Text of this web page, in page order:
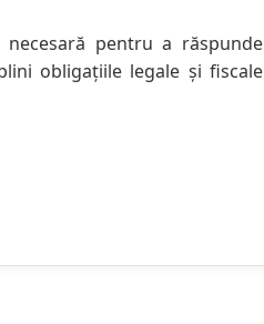
pentru a răspunde
obligațiile legale și fiscale